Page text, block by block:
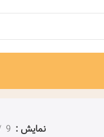
نمایش 9